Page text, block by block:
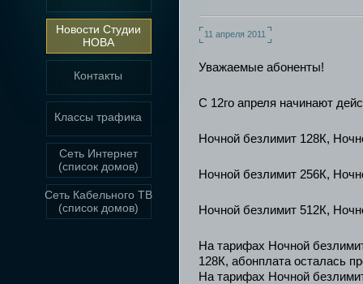
Новости Студии
НОВА
Контакты
Классы трафика
Сеть Интернет
(список домов)
Сеть Кабельного ТВ
(список домов)
11 апреля 2011
Уважаемые абоненты!
С 12го апреля начинают
Ночной безлимит 128К,
Ночной безлимит 256К,
Ночной безлимит 512К,
На тарифах Ночной
128К, абонплата осталась
На тарифах Ночной